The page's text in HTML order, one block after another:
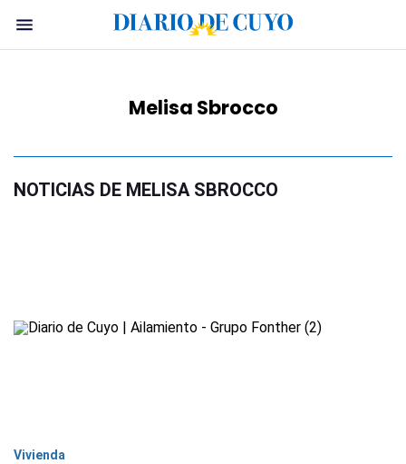
Melisa Sbrocco
NOTICIAS DE MELISA SBROCCO
Vivienda